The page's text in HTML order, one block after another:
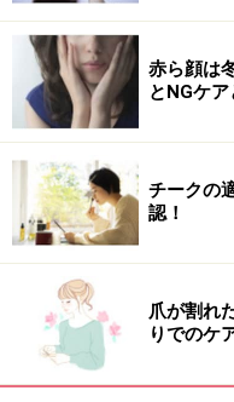
マンスチークスEX01 オレン
RMK Divisionb 色と光のレイ
パフォーマンスアイズ 02 ブ
c 0,02mmの極細ライナー。
イナー BK999 950円（税抜き
向きカールを演出。インテ
んばカール）BK999 1,200円
イレジスティブル ブライト
Division
赤ら顔は
とNGケ
チークの
認！
爪が割れ
りでのケ